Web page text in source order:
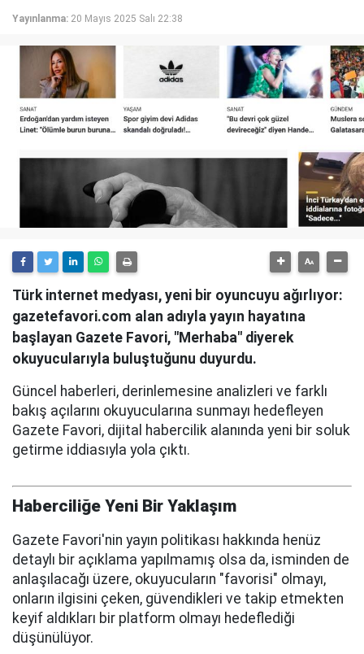
Yayınlanma: 20 Mayıs 2025 Salı 22:38
Türk internet medyası, yeni bir oyuncuyu ağırlıyor:
gazetefavori.com alan adıyla yayın hayatına
başlayan Gazete Favori, "Merhaba" diyerek
okuyucularıyla buluştuğunu duyurdu.
Güncel haberleri, derinlemesine analizleri ve farklı
bakış açılarını okuyucularına sunmayı hedefleyen
Gazete Favori, dijital habercilik alanında yeni bir soluk
getirme iddiasıyla yola çıktı.
Haberciliğe Yeni Bir Yaklaşım
Gazete Favori'nin yayın politikası hakkında henüz
detaylı bir açıklama yapılmamış olsa da, isminden de
anlaşılacağı üzere, okuyucuların "favorisi" olmayı,
onların ilgisini çeken, güvendikleri ve takip etmekten
keyif aldıkları bir platform olmayı hedeflediği
düşünülüyor.